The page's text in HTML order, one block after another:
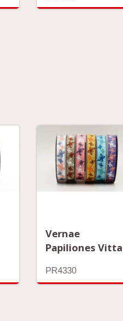
Vernae
Papiliones Vitta
PR4330